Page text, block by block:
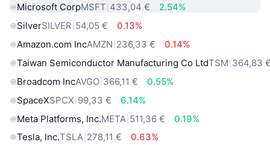
Microsoft CorpMSFT 433,04 €
2.54%
SilverSILVER 54,05 €
0.13%
Amazon.com IncAMZN 236,33 €
0.14%
Taiwan Semiconductor Manufacturing Co LtdTSM 364,83
Broadcom IncAVGO 366,11 €
0.55%
SpaceXSPCX 99,33 €
6.14%
Meta Platforms, Inc.META 511,36 €
0.19%
Tesla, Inc.TSLA 278,11 €
0.63%